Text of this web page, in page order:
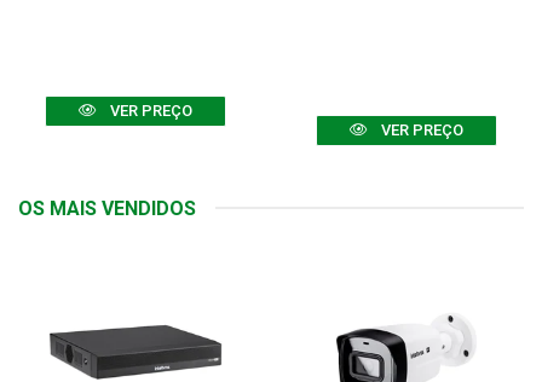
VER PREÇO
VER PREÇO
OS MAIS VENDIDOS